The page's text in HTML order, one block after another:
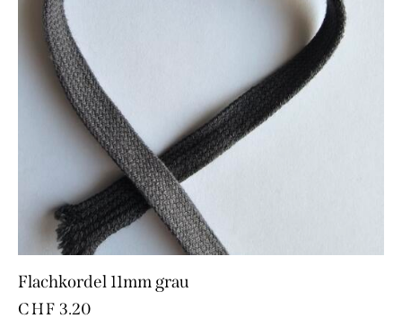
Flachkordel 11mm grau
CHF 3.20